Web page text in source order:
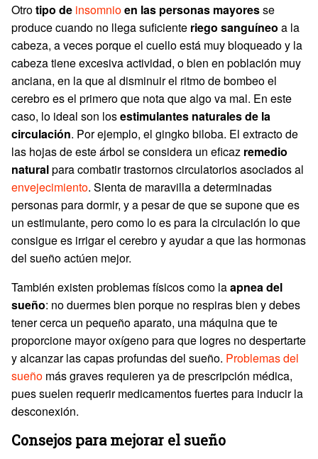
Otrotipo de insomnioen las personas mayoresse
produce cuando no llega suficiente riego sanguíneo a la
cabeza, a veces porque el cuello está muy bloqueado y la
cabeza tiene excesiva actividad, o bien en población muy
anciana, en la que al disminuir el ritmo de bombeo el
cerebro es el primero que nota que algo va mal. En este
caso, lo ideal son losestimulantes naturales de la
circulación. Por ejemplo, el gingko biloba. El extracto de
las hojas de este árbol se considera un eficaz remedio
naturalpara combatir trastornos circulatorios asociados al
envejecimiento. Sienta de maravilla a determinadas
personas para dormir, y a pesar de que se supone que es
un estimulante, pero como lo es para la circulación lo que
consigue es irrigar el cerebro y ayudar a que las hormonas
del sueño actúen mejor.
También existen problemas físicos como laapnea del
sueño: no duermes bien porque no respiras bien y debes
tener cerca un pequeño aparato, una máquina que te
proporcione mayor oxígeno para que logres no despertarte
y alcanzar las capas profundas del sueño. Problemas del
sueño más graves requieren ya de prescripción médica,
pues suelen requerir medicamentos fuertes para inducir la
desconexión.
Consejos para mejorar el sueño